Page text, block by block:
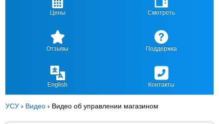
Цены Смотреть
Отзывы Поддержка
English Контакты
УСУ › Видео › Видео об управлении магазином